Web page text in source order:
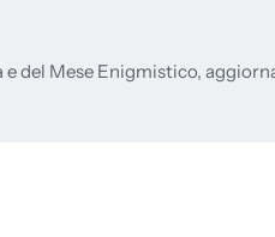
del Mese Enigmistico,